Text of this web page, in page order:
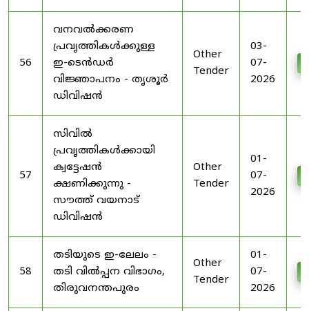
56
വനവൽക്കരണ
പ്രവൃത്തികൾക്കുള്ള
ഇ-ടെൻഡർ
വിജ്ഞാപനം - തൃശൂർ
ഡിവിഷൻ
Other
Tender
03-
07-
2026
57
സിവിൽ
പ്രവൃത്തികൾക്കായി
ക്വട്ടേഷൻ
ക്ഷണിക്കുന്നു -
സൗത്ത് വയനാട്
ഡിവിഷൻ
Other
Tender
01-
07-
2026
58
തടിയുടെ ഇ-ലേലം -
തടി വിൽപ്പന വിഭാഗം,
തിരുവനന്തപുരം
Other
Tender
01-
07-
2026